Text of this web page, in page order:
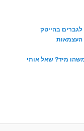
בהייטק
העצמאות
מיד? שאל אותי